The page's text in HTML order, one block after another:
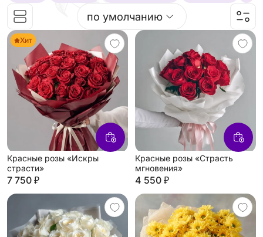
по умолчанию
Хит
Красные розы «Искры
страсти»
7 750 ₽
Красные розы «Страсть
мгновения»
4 550 ₽